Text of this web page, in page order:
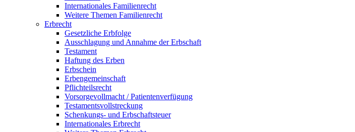
Internationales Familienrecht
Weitere Themen Familienrecht
Erbrecht
Gesetzliche Erbfolge
Ausschlagung und Annahme der Erbschaft
Testament
Haftung des Erben
Erbschein
Erbengemeinschaft
Pflichteilsrecht
Vorsorgevollmacht / Patientenverfügung
Testamentsvollstreckung
Schenkungs- und Erbschaftsteuer
Internationales Erbrecht